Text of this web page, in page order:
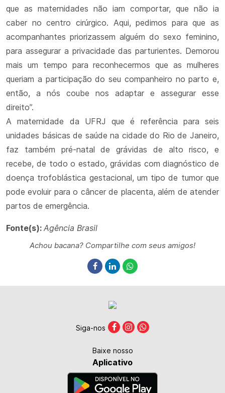
que as maternidades não iam comportar, que não ia
caber no centro cirúrgico. Aqui, pedimos para que as
acompanhantes priorizassem alguém do sexo feminino,
para assegurar a privacidade das parturientes. Demorou
mais um tempo para reconhecermos que as mulheres
queriam a participação do seu companheiro no parto e,
então, a nós coube nos adaptar e assegurar esse
direito”.
A maternidade da UFRJ que é referência para seis
unidades básicas de saúde na cidade do Rio de Janeiro,
faz também pré-natal de grávidas de alto risco, e
recebe, de todo o estado, grávidas com diagnóstico de
doença trofoblástica gestacional, um tipo de tumor que
pode evoluir para o câncer de placenta, além de atender
partos de emergência.
Fonte(s): Agência Brasil
Achou bacana? Compartilhe com seus amigos!
Siga-nos
Baixe nosso
Aplicativo